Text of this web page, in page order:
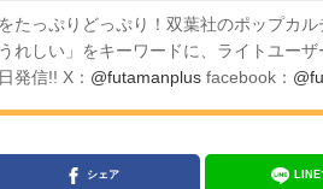
たっぷりどっぷり！双葉社のポップカル
れしい」をキーワードに、ライトユー
発信!! X： @futamanplus facebook：
シェア LINE